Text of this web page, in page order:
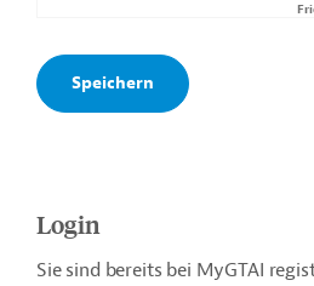
Login
Sie sind bereits bei MyGTAI